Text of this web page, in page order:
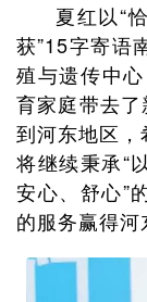
夏红以“
获”15字寄语
殖与遗传中
育家庭带去了
到河东地区
将继续秉承“
安心、舒心”
的服务赢得河